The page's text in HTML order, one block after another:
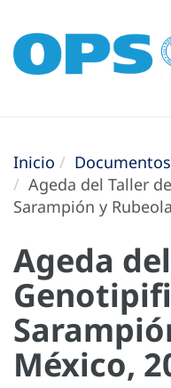
Inicio
Documentos
Ageda del Taller
Sarampión y
Ageda
México,